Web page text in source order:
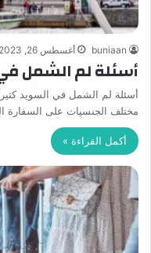
buniaan أغسطس 26, 2023
أسئلة لم الشمل
أسئلة لم الشمل في السويد
مختلف الجنسيات على السفارة
أكمل القراءة »